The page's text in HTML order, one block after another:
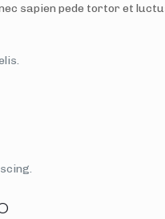
sapien pede tortor et